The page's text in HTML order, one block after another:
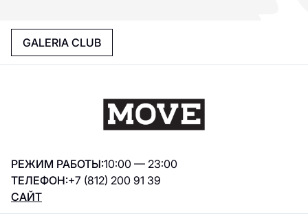
GALERIA CLUB
РЕЖИМ РАБОТЫ:10:00 — 23:00
ТЕЛЕФОН:+7 (812) 200 91 39
САЙТ